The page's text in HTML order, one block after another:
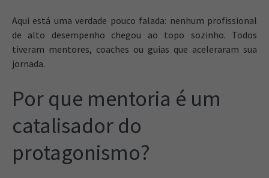
Aqui está uma verdade pouco falada: nenhum profissional
de alto desempenho chegou ao topo sozinho. Todos
tiveram mentores, coaches ou guias que aceleraram sua
jornada.
Por que mentoria é um
catalisador do
protagonismo?